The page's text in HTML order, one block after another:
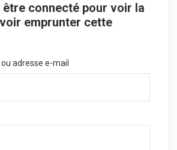
connecté pour voir la
emprunter cette
adresse e-mail